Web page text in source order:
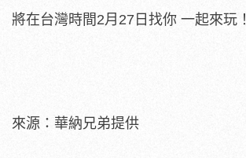
將在台灣時間2月27日找你 一起來玩！
來源：華納兄弟提供